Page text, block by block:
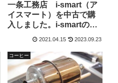
一条工務店 i-smart（ア
イスマート）を中古で購
入しました。i-smartの室
温は「無」。
2021.04.15 2023.09.23
コーヒー